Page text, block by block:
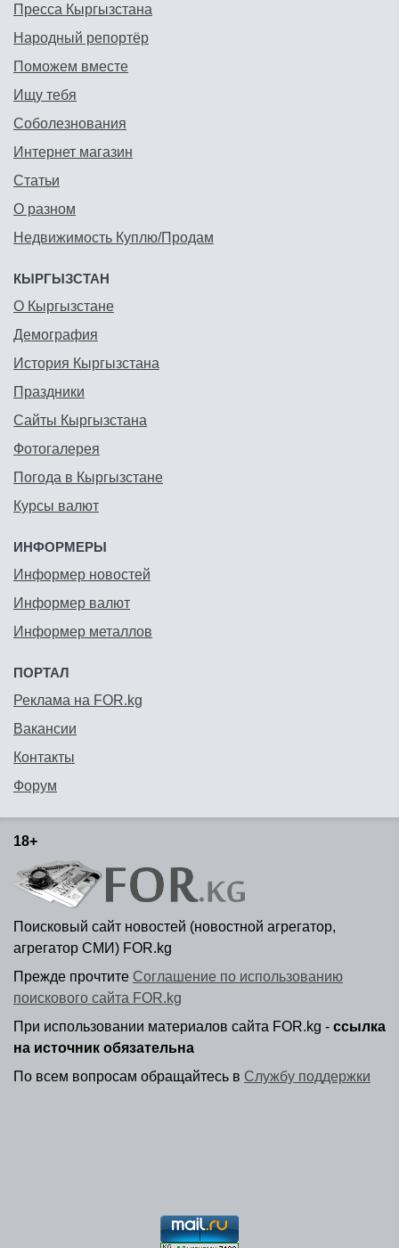
Пресса Кыргызстана
Народный репортёр
Поможем вместе
Ищу тебя
Соболезнования
Интернет магазин
Статьи
О разном
Недвижимость Куплю/Продам
КЫРГЫЗСТАН
О Кыргызстане
Демография
История Кыргызстана
Праздники
Сайты Кыргызстана
Фотогалерея
Погода в Кыргызстане
Курсы валют
ИНФОРМЕРЫ
Информер новостей
Информер валют
Информер металлов
ПОРТАЛ
Реклама на FOR.kg
Вакансии
Контакты
Форум
18+
Поисковый сайт новостей (новостной агрегатор,
агрегатор СМИ) FOR.kg
Прежде прочтите Соглашение по использованию
поискового сайта FOR.kg
При использовании материалов сайта FOR.kg - ссылка
на источник обязательна
По всем вопросам обращайтесь в Службу поддержки